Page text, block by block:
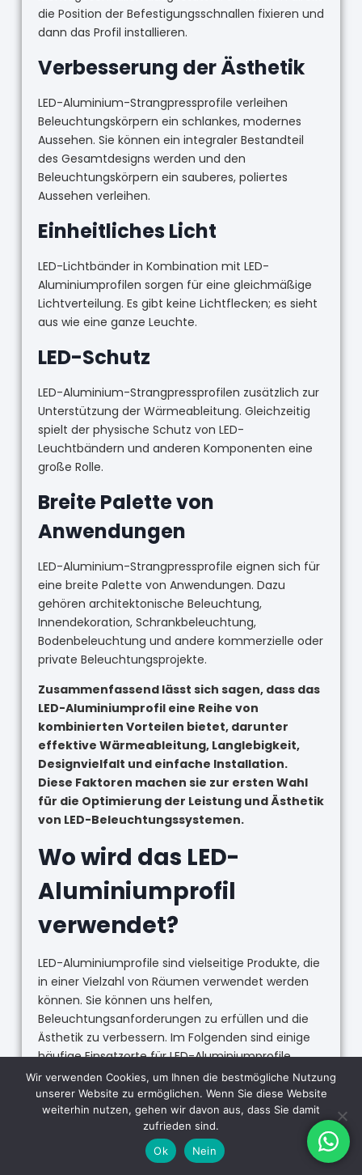
die Position der Befestigungsschnallen fixieren und
dann das Profil installieren.
Verbesserung der Ästhetik
LED-Aluminium-Strangpressprofile verleihen
Beleuchtungskörpern ein schlankes, modernes
Aussehen. Sie können ein integraler Bestandteil
des Gesamtdesigns werden und den
Beleuchtungskörpern ein sauberes, poliertes
Aussehen verleihen.
Einheitliches Licht
LED-Lichtbänder in Kombination mit LED-
Aluminiumprofilen sorgen für eine gleichmäßige
Lichtverteilung. Es gibt keine Lichtflecken; es sieht
aus wie eine ganze Leuchte.
LED-Schutz
LED-Aluminium-Strangpressprofilen zusätzlich zur
Unterstützung der Wärmeableitung. Gleichzeitig
spielt der physische Schutz von LED-
Leuchtbändern und anderen Komponenten eine
große Rolle.
Breite Palette von
Anwendungen
LED-Aluminium-Strangpressprofile eignen sich für
eine breite Palette von Anwendungen. Dazu
gehören architektonische Beleuchtung,
Innendekoration, Schrankbeleuchtung,
Bodenbeleuchtung und andere kommerzielle oder
private Beleuchtungsprojekte.
Zusammenfassend lässt sich sagen, dass das
LED-Aluminiumprofil eine Reihe von
kombinierten Vorteilen bietet, darunter
effektive Wärmeableitung, Langlebigkeit,
Designvielfalt und einfache Installation.
Diese Faktoren machen sie zur ersten Wahl
für die Optimierung der Leistung und Ästhetik
von LED-Beleuchtungssystemen.
Wo wird das LED-
Aluminiumprofil
verwendet?
LED-Aluminiumprofile sind vielseitige Produkte, die
in einer Vielzahl von Räumen verwendet werden
können. Sie können uns helfen,
Beleuchtungsanforderungen zu erfüllen und die
Ästhetik zu verbessern. Im Folgenden sind einige
häufige Einsatzorte für LED-Aluminiumprofile
aufgeführt:
Architektonische Beleuchtung:
LED-Aluminiumprofile sind in der
Architekturbeleuchtung weit verbreitet, vor allem
in der Innenbeleuchtung. Vor allem Decken-,
Wir verwenden Cookies, um Ihnen die bestmögliche Nutzung
unserer Website zu ermöglichen. Wenn Sie diese Website
weiterhin nutzen, gehen wir davon aus, dass Sie damit
zufrieden sind.
Ok
Nein